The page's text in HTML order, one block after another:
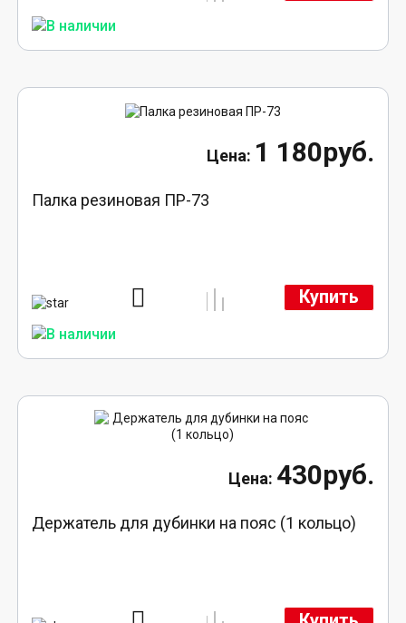
1 180руб.
Палка резиновая ПР-73
Купить
430руб.
Держатель для дубинки на пояс (1 кольцо)